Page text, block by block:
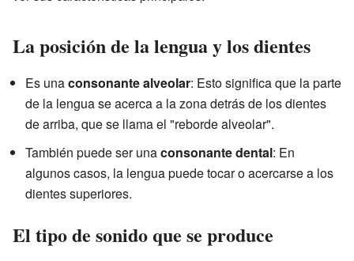
La posición de la lengua y los dientes
Es unaconsonante alveolar: Esto significa que la parte
de la lengua se acerca a la zona detrás de los dientes
de arriba, que se llama el "reborde alveolar".
También puede ser unaconsonante dental: En
algunos casos, la lengua puede tocar o acercarse a los
dientes superiores.
El tipo de sonido que se produce